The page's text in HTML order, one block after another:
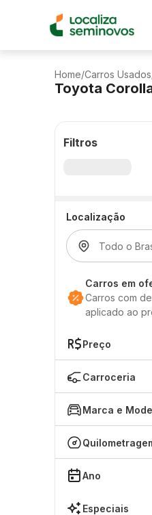
Home/Carros Usados
Toyota
Filtros
Localização
Carros em
Carros com
aplicado ao
Preço
Carroceria
Marca e
Ano
Especiais